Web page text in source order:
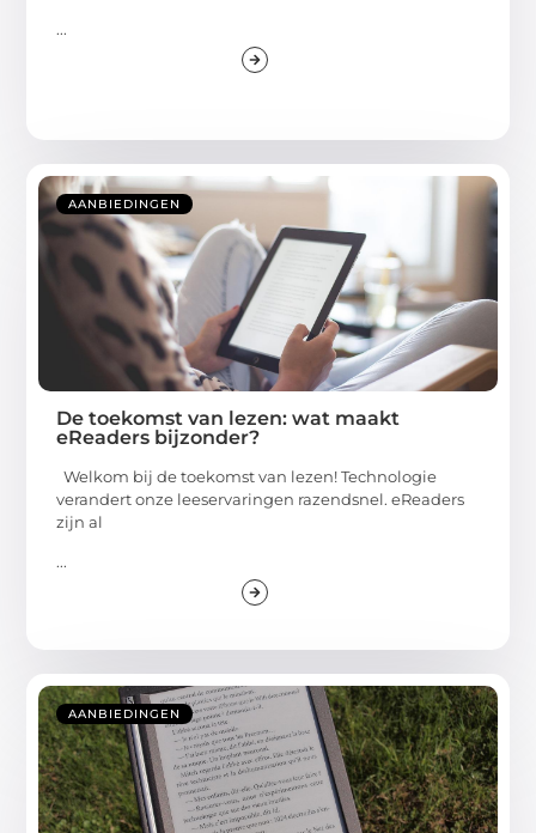
...
AANBIEDINGEN
De toekomst van lezen: wat maakt
eReaders bijzonder?
Welkom bij de toekomst van lezen! Technologie
verandert onze leeservaringen razendsnel. eReaders
zijn al
...
AANBIEDINGEN